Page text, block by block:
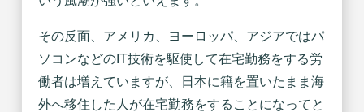
その反面、アメリカ、ヨーロッパ、アジアではパ
ソコンなどのIT技術を駆使して在宅勤務をする労
働者は増えていますが、日本に籍を置いたまま海
外へ移住した人が在宅勤務をすることになってと